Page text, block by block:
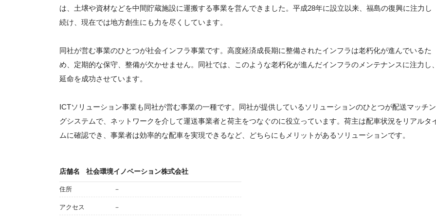
は、土壌や資材などを中間貯蔵施設に運搬する事業を営んできました。平成28年に設立以来、福島の復興に注力し
続け、現在では地方創生にも力を尽くしています。
同社が営む事業のひとつが社会インフラ事業です。高度経済成長期に整備されたインフラは老朽化が進んでいるた
め、定期的な保守、整備が欠かせません。同社では、このような老朽化が進んだインフラのメンテナンスに注力し、
延命を成功させています。
ICTソリューション事業も同社が営む事業の一種です。同社が提供しているソリューションのひとつが配送マッチン
グシステムで、ネットワークを介して運送事業者と荷主をつなぐのに役立っています。荷主は配車状況をリアルタ
ムに確認でき、事業者は効率的な配車を実現できるなど、どちらにもメリットがあるソリューションです。
店舗名 社会環境イノベーション株式会社
住所 －
アクセス －